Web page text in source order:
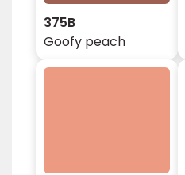
375B
Goofy peach